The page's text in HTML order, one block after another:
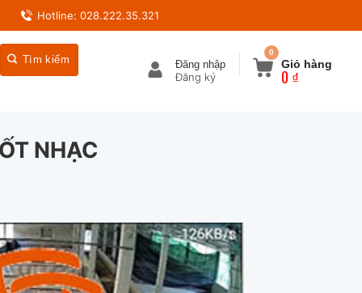
Hotline: 028.222.35.321
Đăng nhập Giỏ hàng
0 ₫
0
NHẠC